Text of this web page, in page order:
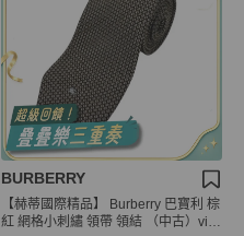
BURBERRY
【赫蒂國際精品】 Burberry 巴寶利 棕
紅 網格小刺繡 領帶 領結 （中古）vint